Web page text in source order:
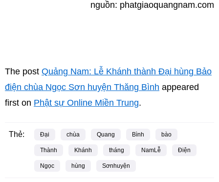
nguồn: phatgiaoquangnam.com
The post Quảng Nam: Lễ Khánh thành Đại hùng Bảo
điện chùa Ngọc Sơn huyện Thăng Bình appeared
first on Phật sự Online Miền Trung.
Thẻ: Đại chùa Quang Bình bào
Thành Khánh tháng NamLễ Điện
Ngọc hùng Sơnhuyện